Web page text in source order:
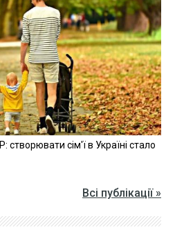
створювати сім'ї в Україні стало
Всі публікації »